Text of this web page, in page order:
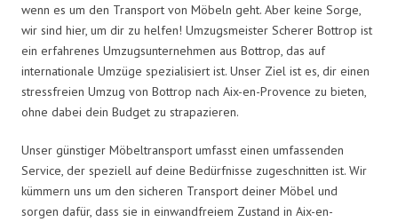
wenn es um den Transport von Möbeln geht. Aber keine Sorge,
wir sind hier, um dir zu helfen! Umzugsmeister Scherer Bottrop ist
ein erfahrenes Umzugsunternehmen aus Bottrop, das auf
internationale Umzüge spezialisiert ist. Unser Ziel ist es, dir einen
stressfreien Umzug von Bottrop nach Aix-en-Provence zu bieten,
ohne dabei dein Budget zu strapazieren.
Unser günstiger Möbeltransport umfasst einen umfassenden
Service, der speziell auf deine Bedürfnisse zugeschnitten ist. Wir
kümmern uns um den sicheren Transport deiner Möbel und
sorgen dafür, dass sie in einwandfreiem Zustand in Aix-en-